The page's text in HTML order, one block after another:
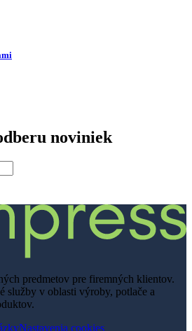
noviniek
predmetov pre firemných klientov.
služby v oblasti výroby, potlače a
Nastavenia cookies